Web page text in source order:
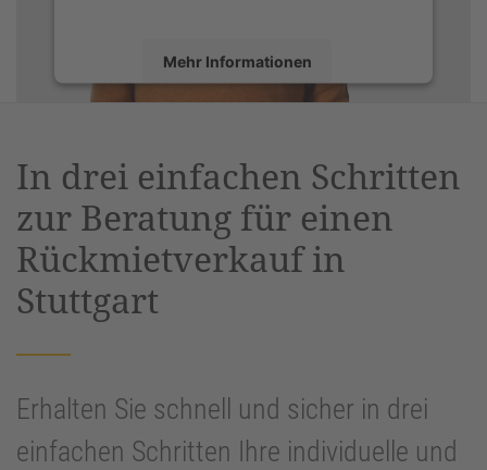
Mehr Informationen
Management Platform&eRecht24
In drei einfachen Schritten
zur Beratung für einen
Rückmietverkauf in
Stuttgart
Erhalten Sie schnell und sicher in drei
einfachen Schritten Ihre individuelle und